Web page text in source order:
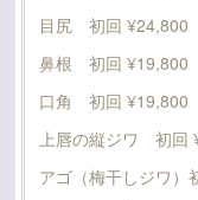
目尻 初回 ¥24,800
鼻根 初回 ¥19,800
口角 初回 ¥19,800
上唇の縦ジワ 初
アゴ（梅干しジワ